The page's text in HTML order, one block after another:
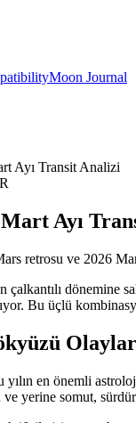
Moon Journal
Ayı Transit Analizi
Ayı
retrosu ve 2026
çalkantılı dönemine
Bu üçlü
yılın en önemli
ve yerine somut,